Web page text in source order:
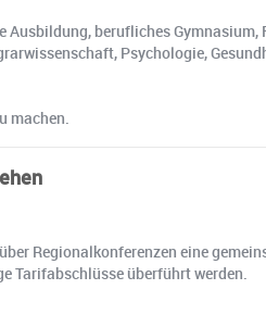
berufliches
Psychologie,
machen.
Regionalkonferenzen eine
Tarifabschlüsse überführt werden.